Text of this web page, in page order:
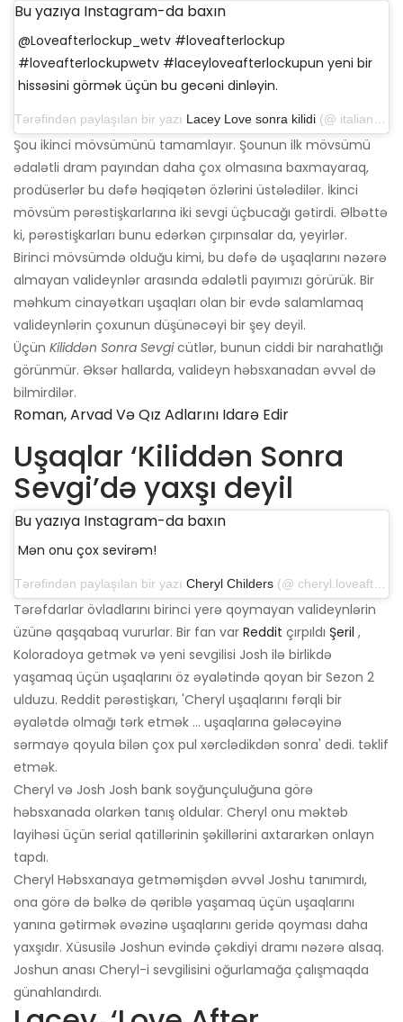
Bu yazıya Instagram-da baxın
@Loveafterlockup_wetv #loveafterlockup
#loveafterlockupwetv #laceyloveafterlockupun yeni bir
hissəsini görmək üçün bu gecəni dinləyin.
Tərəfindən paylaşılan bir yazı Lacey Love sonra kilidi (@ italian_queen757) 15 Noyabr 2019 tarixində 16:55 PST
Şou ikinci mövsümünü tamamlayır. Şounun ilk mövsümü
ədalətli dram payından daha çox olmasına baxmayaraq,
prodüserlər bu dəfə həqiqətən özlərini üstələdilər. İkinci
mövsüm pərəstişkarlarına iki sevgi üçbucağı gətirdi. Əlbəttə
ki, pərəstişkarları bunu edərkən çırpınsalar da, yeyirlər.
Birinci mövsümdə olduğu kimi, bu dəfə də uşaqlarını nəzərə
almayan valideynlər arasında ədalətli payımızı görürük. Bir
məhkum cinayətkarı uşaqları olan bir evdə salamlamaq
valideynlərin çoxunun düşünəcəyi bir şey deyil.
Üçün Kiliddən Sonra Sevgicütlər, bunun ciddi bir narahatlığı
görünmür. Əksər hallarda, valideyn həbsxanadan əvvəl də
bilmirdilər.
Roman, Arvad Və Qız Adlarını Idarə Edir
Uşaqlar ‘Kiliddən Sonra
Sevgi’də yaxşı deyil
Bu yazıya Instagram-da baxın
Mən onu çox sevirəm!
Tərəfindən paylaşılan bir yazı Cheryl Childers (@ cheryl.loveafterlockup) 6 sentyabr 2019-cu il, saat 13: 38-də PDT
Tərəfdarlar övladlarını birinci yerə qoymayan valideynlərin
üzünə qaşqabaq vururlar. Bir fan var Reddit çırpıldı Şeril ,
Koloradoya getmək və yeni sevgilisi Josh ilə birlikdə
yaşamaq üçün uşaqlarını öz əyalətində qoyan bir Sezon 2
ulduzu. Reddit pərəstişkarı, 'Cheryl uşaqlarını fərqli bir
əyalətdə olmağı tərk etmək ... uşaqlarına gələcəyinə
sərmayə qoyula bilən çox pul xərclədikdən sonra' dedi. təklif
etmək.
Cheryl və Josh Josh bank soyğunçuluğuna görə
həbsxanada olarkən tanış oldular. Cheryl onu məktəb
layihəsi üçün serial qatillərinin şəkillərini axtararkən onlayn
tapdı.
Cheryl Həbsxanaya getməmişdən əvvəl Joshu tanımırdı,
ona görə də bəlkə də qəriblə yaşamaq üçün uşaqlarını
yanına gətirmək əvəzinə uşaqlarını geridə qoyması daha
yaxşıdır. Xüsusilə Joshun evində çəkdiyi dramı nəzərə alsaq.
Joshun anası Cheryl-i sevgilisini oğurlamağa çalışmaqda
günahlandırdı.